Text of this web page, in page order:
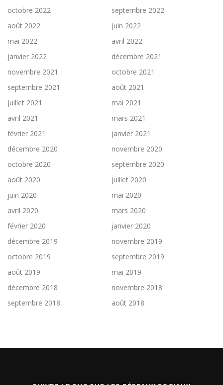
octobre 2022
septembre 2022
août 2022
juin 2022
mai 2022
avril 2022
janvier 2022
décembre 2021
novembre 2021
octobre 2021
septembre 2021
août 2021
juillet 2021
mai 2021
avril 2021
mars 2021
février 2021
janvier 2021
décembre 2020
novembre 2020
octobre 2020
septembre 2020
août 2020
juillet 2020
juin 2020
mai 2020
avril 2020
mars 2020
février 2020
janvier 2020
décembre 2019
novembre 2019
octobre 2019
septembre 2019
août 2019
mai 2019
décembre 2018
novembre 2018
septembre 2018
août 2018